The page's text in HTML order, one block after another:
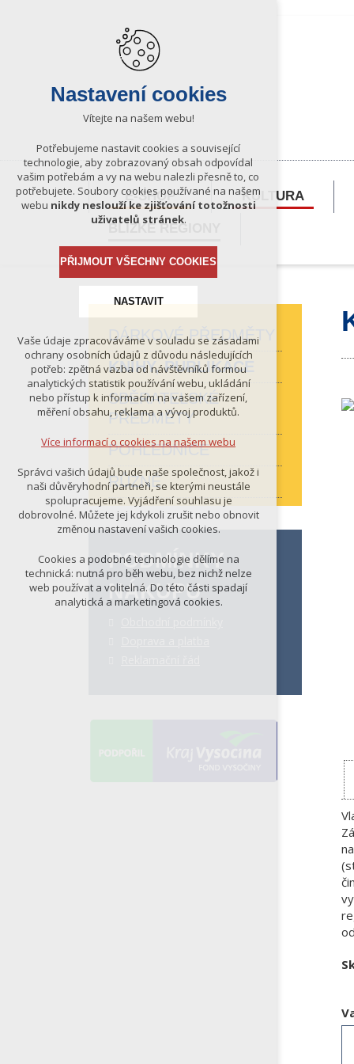
E-SHOP KULTURA
BLÍZKÉ REGIONY
DÁRKOVÉ PŘEDMĚTY
KNIHY, PUBLIKACE
SBĚRATELSKÉ
PŘEDMĚTY
POHLEDNICE
RŮZNÉ
PODMÍNKY
NÁKUPU
Nastavení cookies
Vítejte na našem webu!
Potřebujeme nastavit cookies a související
technologie, aby zobrazovaný obsah odpovídal
vašim potřebám a vy na webu nalezli přesně to, co
potřebujete. Soubory cookies používané na našem
webu nikdy neslouží ke zjišťování totožnosti
uživatelů stránek.
PŘIJMOUT VŠECHNY COOKIES
NASTAVIT
Technická cookies
nutná pro provozování webu
udržení kontextu stránek (session):
případná přihlášení, volby jazyka, apod.
Volitelná cookies
analytická pro anonymizované
vyhodnocení návštěvnosti
marketingová cookies (Google)
Více informací o cookies na našem webu
ODMÍTNOUT VŠE
Vaše údaje zpracováváme v souladu se zásadami
ochrany osobních údajů z důvodu následujících
potřeb: zpětná vazba od návštěvníků formou
analytických statistik používání webu, ukládání
nebo přístup k informacím na vašem zařízení,
měření obsahu, reklama a vývoj produktů.
Více informací o cookies na našem webu
Správci vašich údajů bude naše společnost, jakož i
naši důvěryhodní partneři, se kterými neustále
spolupracujeme. Vyjádření souhlasu je
dobrovolné. Můžete jej kdykoli zrušit nebo obnovit
změnou nastavení vašich cookies.
Cookies a podobné technologie dělíme na
technická: nutná pro běh webu, bez nichž nelze
web používat a volitelná. Do této části spadají
analytická a marketingová cookies.